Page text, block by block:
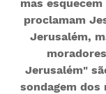
mas
proclamam
Jerusalém,
Jerusalém"
sondagem dos